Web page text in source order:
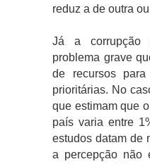
reduz a de outra
Já a corrupção
problema grave
de recursos
prioritárias. No
que estimam que
país varia entre
estudos datam de
a percepção não